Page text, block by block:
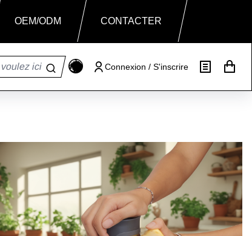
OEM/ODM CONTACTER
Connexion / S'inscrire